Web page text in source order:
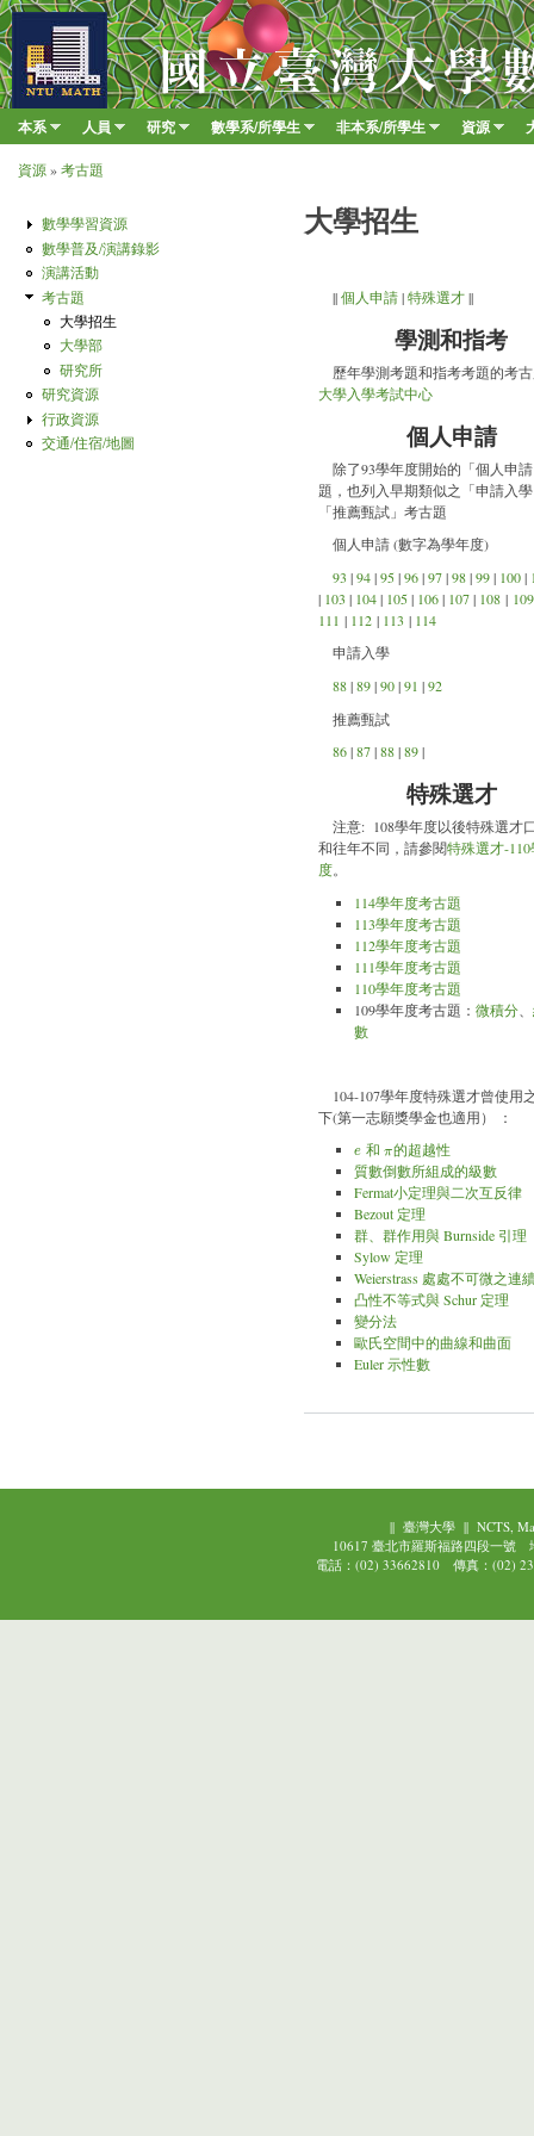
移至
臺
大
數
學
系
Main menu
本系 人員 研究 數學系/所學生 非本系/所學生 資源
您在這裡
資源»考古題
大學招生
||個人申請|特殊選才||
學測和指考
歷年學測考題和指考考題的考
大學入學考試中心
個人申請
除了93學年度開始的「個人申
題，也列入早期類似之「申請入
「推薦甄試」考古題
個人申請 (數字為學年度)
93 |94|95|96|97|98|99| 100|
| 103 | 104| 105| 106| 107| 108 | 109
111 | 112 | 113 | 114
申請入學
88|89|90|91 |92
推薦甄試
86|87|88|89|
特殊選才
注意: 108學年度以後特殊選才
和往年不同，請參閱特殊選才-
度。
114學年度考古題
113學年度考古題
112學年度考古題
111學年度考古題
110學年度考古題
109學年度考古題： 微積分
數
104-107學年度特殊選才曾使用
下(第一志願獎學金也適用） ：
e
e 和 π
π的超越性
質數倒數所組成的級數
Fermat小定理與二次互反律
Bezout 定理
群、群作用與 Burnside 引理
Sylow 定理
Weierstrass 處處不可微之連
凸性不等式與 Schur 定理
變分法
歐氏空間中的曲線和曲面
Euler 示性數
數學學習資源
數學普及/演講錄影
演講活動
考古題
大學招生
大學部
研究所
研究資源
行政資源
交通/住宿/地圖
|| 臺灣大學|| NCTS,
10617 臺北市羅斯福路四段一號
電話：(02) 33662810 傳真：(02)